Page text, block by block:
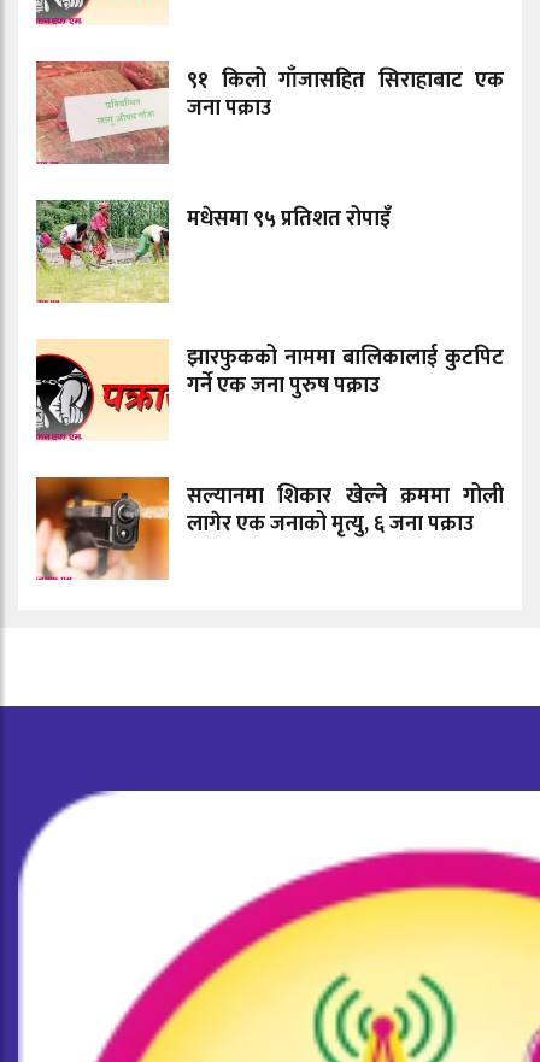
९१ किलो गाँजासहित सिराहाबाट एक
जना पक्राउ
मधेसमा ९५ प्रतिशत रोपाइँ
झारफुकको नाममा बालिकालाई कुटपिट
गर्ने एक जना पुरुष पक्राउ
सल्यानमा शिकार खेल्ने क्रममा गोली
लागेर एक जनाको मृत्यु, ६ जना पक्राउ